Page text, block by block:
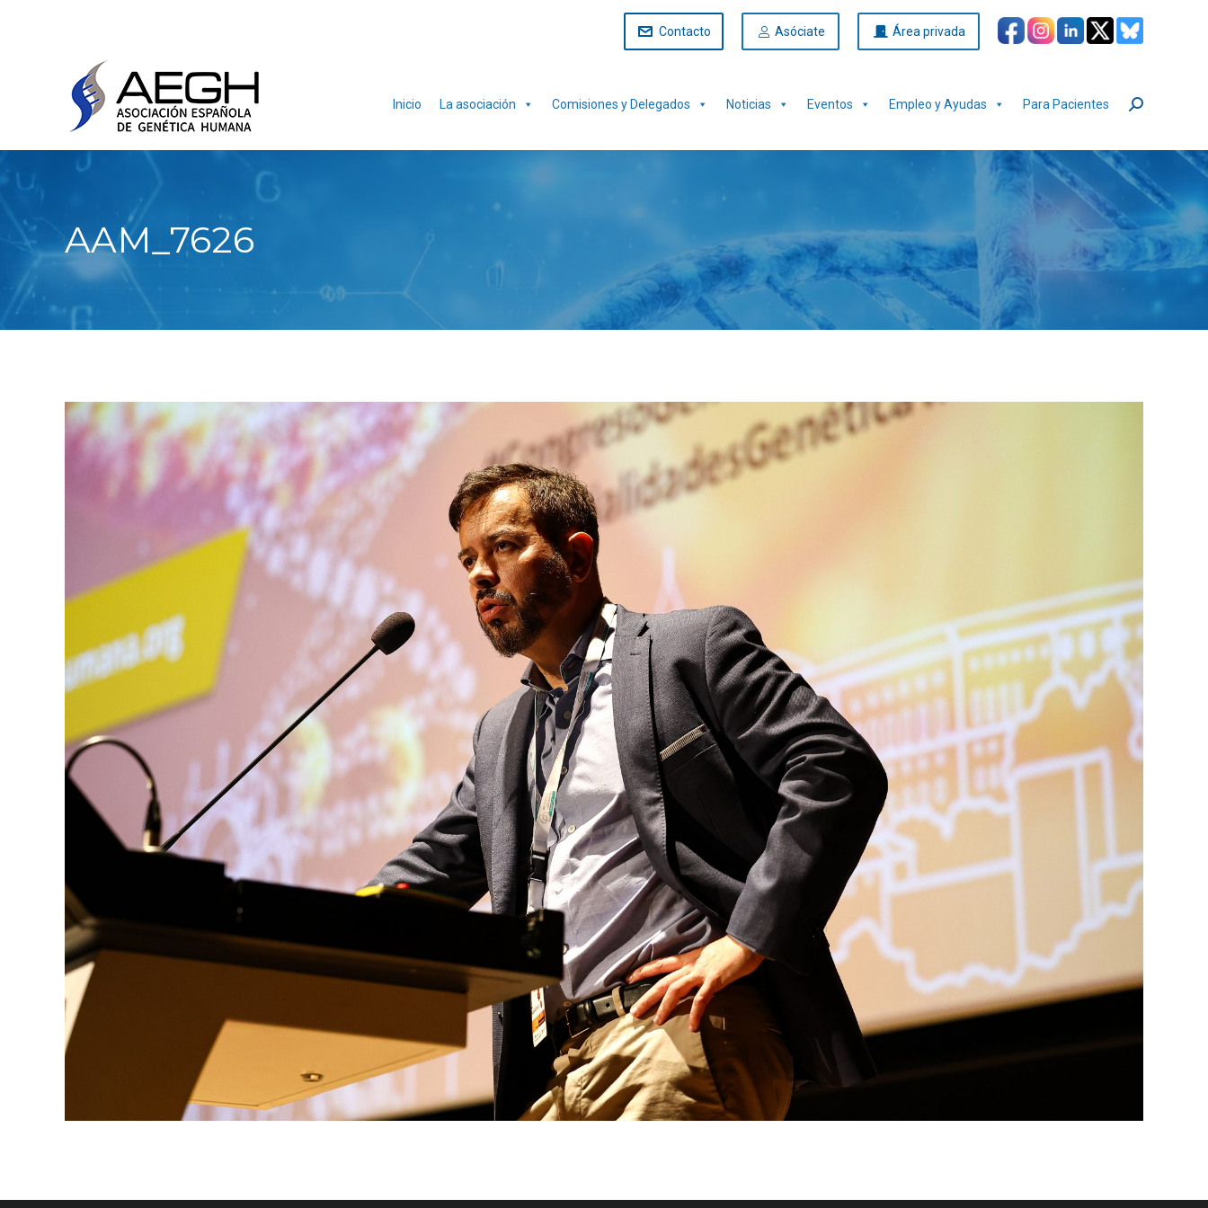
Contacto Asóciate Área privada
Inicio La asociación Comisiones y Delegados Noticias Eventos Empleo y Ayudas Para Pacientes Buscar:
AAM_7626